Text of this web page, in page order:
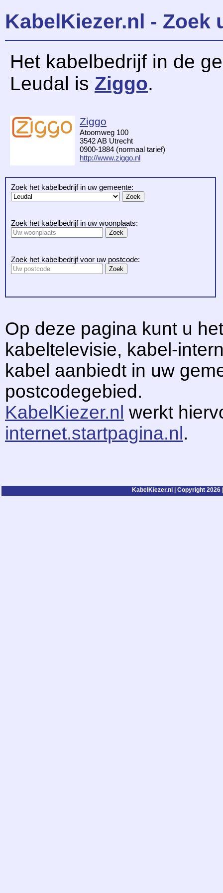
KabelKiezer.nl - Zoek
Het kabelbedrijf in de
Leudal is Ziggo.
Ziggo
Atoomweg 100
3542 AB Utrecht
0900-1884 (normaal tarief)
http://www.ziggo.nl
Zoek het kabelbedrijf in uw gemeente:
Zoek het kabelbedrijf in uw woonplaats:
Zoek het kabelbedrijf voor uw postcode:
Op deze pagina kunt u
kabeltelevisie, kabel-
kabel aanbiedt in uw
postcodegebied.
KabelKiezer.nl werkt
internet.startpagina.nl.
KabelKiezer.nl | Copyright 2026